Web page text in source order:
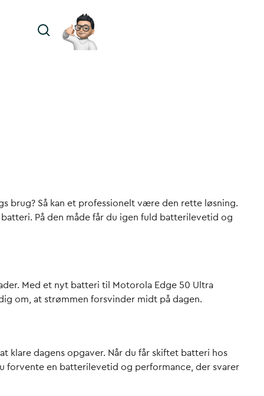
brug? Så kan et professionelt være den rette løsning.
På den måde får du igen fuld batterilevetid og
Med et nyt batteri til Motorola Edge 50 Ultra
om, at strømmen forsvinder midt på dagen.
klare dagens opgaver. Når du får skiftet batteri hos
forvente en batterilevetid og performance, der svarer